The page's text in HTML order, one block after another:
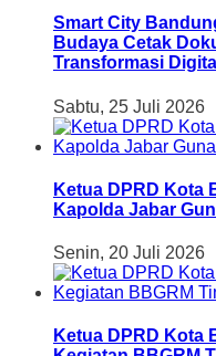
Smart City
Budaya Cetak
Transformasi Digital
Sabtu, 25 Juli 2026
Ketua DPRD Kota
Kapolda Jabar
Senin, 20 Juli 2026
Ketua DPRD Kota